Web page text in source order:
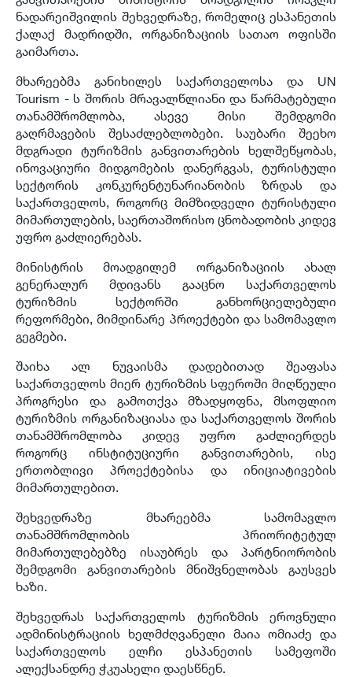
ნადარეიშვილის შეხვედრაზე, რომელიც ესპანეთის
ქალაქ მადრიდში, ორგანიზაციის სათაო ოფისში
გაიმართა.
მხარეებმა განიხილეს საქართველოსა და UN
Tourism - ს შორის მრავალწლიანი და წარმატებული
თანამშრომლობა, ასევე მისი შემდგომი
გაღრმავების შესაძლებლობები. საუბარი შეეხო
მდგრადი ტურიზმის განვითარების ხელშეწყობას,
ინოვაციური მიდგომების დანერგვას, ტურისტული
სექტორის კონკურენტუნარიანობის ზრდას და
საქართველოს, როგორც მიმზიდველი ტურისტული
მიმართულების, საერთაშორისო ცნობადობის კიდევ
უფრო გაძლიერებას.
მინისტრის მოადგილემ ორგანიზაციის ახალ
გენერალურ მდივანს გააცნო საქართველოს
ტურიზმის სექტორში განხორციელებული
რეფორმები, მიმდინარე პროექტები და სამომავლო
გეგმები.
შაიხა ალ ნუვაისმა დადებითად შეაფასა
საქართველოს მიერ ტურიზმის სფეროში მიღწეული
პროგრესი და გამოთქვა მზადყოფნა, მსოფლიო
ტურიზმის ორგანიზაციასა და საქართველოს შორის
თანამშრომლობა კიდევ უფრო გაძლიერდეს
როგორც ინსტიტუციური განვითარების, ისე
ერთობლივი პროექტებისა და ინიციატივების
მიმართულებით.
შეხვედრაზე მხარეებმა სამომავლო
თანამშრომლობის პრიორიტეტულ
მიმართულებებზე ისაუბრეს და პარტნიორობის
შემდგომი განვითარების მნიშვნელობას გაუსვეს
ხაზი.
შეხვედრას საქართველოს ტურიზმის ეროვნული
ადმინისტრაციის ხელმძღვანელი მაია ომიაძე და
საქართველოს ელჩი ესპანეთის სამეფოში
ალექსანდრე ჭკუასელი დაესწნენ.